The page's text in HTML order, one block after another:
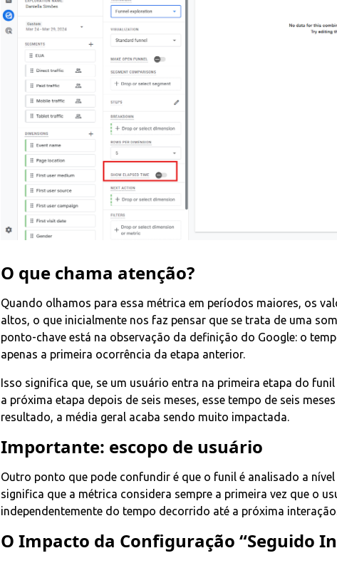
O que chama atenção?
Quando olhamos para essa métrica em períodos maiores, os
altos, o que inicialmente nos faz pensar que se trata de uma
ponto-chave está na observação da definição do Google: o
apenas a primeira ocorrência da etapa anterior.
Isso significa que, se um usuário entra na primeira etapa do
a próxima etapa depois de seis meses, esse tempo de seis
resultado, a média geral acaba sendo muito impactada.
Importante: escopo de usuário
Outro ponto que pode confundir é que o funil é analisado a
significa que a métrica considera sempre a primeira vez que o
independentemente do tempo decorrido até a próxima
O Impacto da Configuração “Seguido